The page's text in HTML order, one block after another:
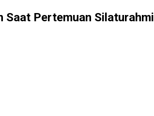
Saat Pertemuan Silaturahmi